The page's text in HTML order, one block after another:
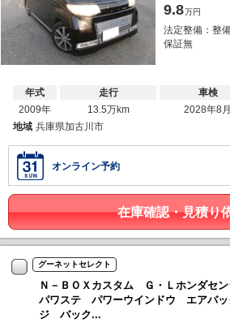
9.8万円
法定整備：整
保証無
年式
2009年
走行
13.5万km
車検
2028年8月
地域 兵庫県加古川市
オンライン予約
在庫確認・見積り
グーネットセレクト
Ｎ－ＢＯＸカスタム Ｇ・Ｌホンダセ
パワステ パワーウインドウ エアバ
ジ バック...